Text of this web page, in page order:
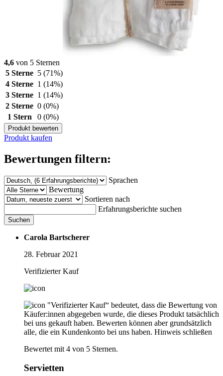
4,6 von 5 Sternen
5 Sterne 5 (71%)
4 Sterne 1 (14%)
3 Sterne 1 (14%)
2 Sterne 0 (0%)
1 Stern
0 (0%)
Produkt bewerten
Produkt kaufen
Bewertungen filtern:
Sprachen
Bewertung
Sortieren nach
Erfahrungsberichte suchen
Suchen
Carola Bartscherer
28. Februar 2021
Verifizierter Kauf
"Verifizierter Kauf“ bedeutet, dass die Bewertung von
Käufer:innen abgegeben wurde, die dieses Produkt tatsächlich
bei uns gekauft haben. Bewerten können aber grundsätzlich
alle, die ein Kundenkonto bei uns haben. Hinweis schließen
Bewertet mit 4 von 5 Sternen.
Servietten